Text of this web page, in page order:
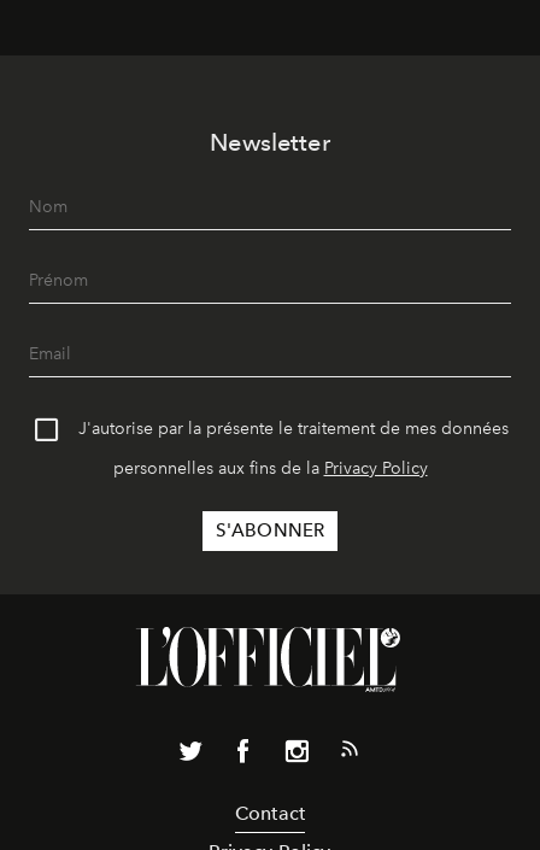
Newsletter
J'autorise par la présente le traitement de mes données
personnelles aux fins de la Privacy Policy
Contact